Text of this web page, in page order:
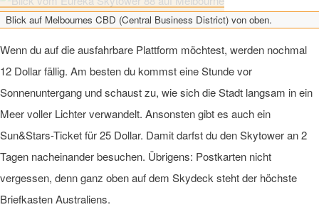
Blick auf Melbournes CBD (Central Business District) von oben.
Wenn du auf die ausfahrbare Plattform möchtest, werden nochmal
12 Dollar fällig. Am besten du kommst eine Stunde vor
Sonnenuntergang und schaust zu, wie sich die Stadt langsam in ein
Meer voller Lichter verwandelt. Ansonsten gibt es auch ein
Sun&Stars-Ticket für 25 Dollar. Damit darfst du den Skytower an 2
Tagen nacheinander besuchen. Übrigens: Postkarten nicht
vergessen, denn ganz oben auf dem Skydeck steht der höchste
Briefkasten Australiens.